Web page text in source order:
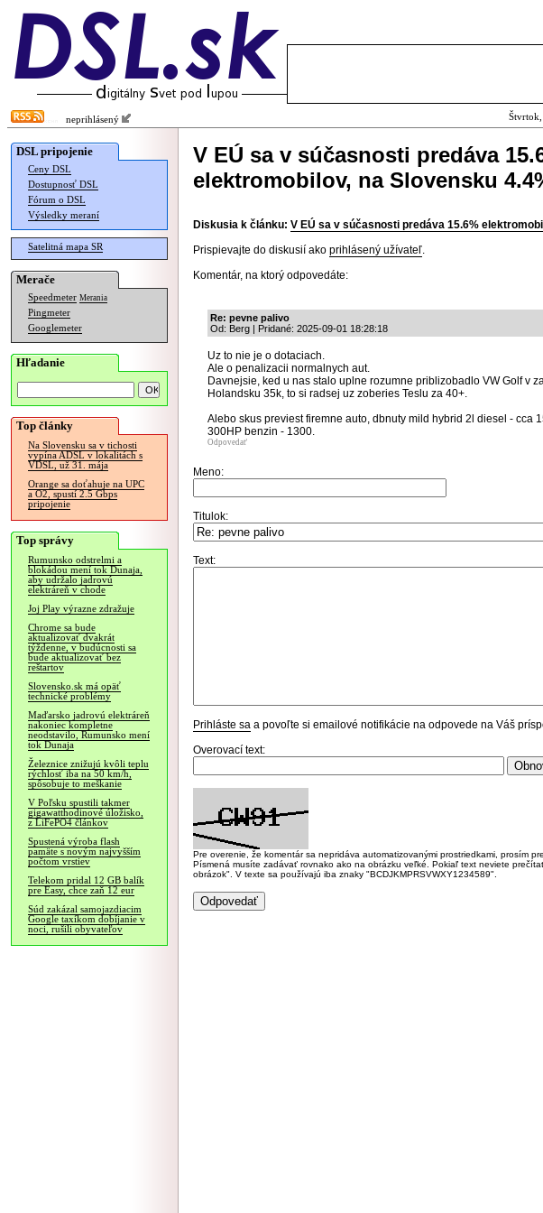
neprihlásený Štvrtok,
DSL pripojenie
Ceny DSL
Dostupnosť DSL
Fórum o DSL
Výsledky meraní
Satelitná mapa SR
Merače
Speedmeter Merania
Pingmeter
Googlemeter
Hľadanie
Top články
Na Slovensku sa v tichosti
vypína ADSL v lokalitách s
VDSL, už 31. mája
Orange sa doťahuje na UPC
a O2, spustí 2.5 Gbps
pripojenie
Top správy
Rumunsko odstrelmi a
blokádou mení tok Dunaja,
aby udržalo jadrovú
elektráreň v chode
Joj Play výrazne zdražuje
Chrome sa bude
aktualizovať dvakrát
týždenne, v budúcnosti sa
bude aktualizovať bez
reštartov
Slovensko.sk má opäť
technické problémy
Maďarsko jadrovú elektráreň
nakoniec kompletne
neodstavilo, Rumunsko mení
tok Dunaja
Železnice znižujú kvôli teplu
rýchlosť iba na 50 km/h,
spôsobuje to meškanie
V Poľsku spustili takmer
gigawatthodinové úložisko,
z LiFePO4 článkov
Spustená výroba flash
pamäte s novým najvyšším
počtom vrstiev
Telekom pridal 12 GB balík
pre Easy, chce zaň 12 eur
Súd zakázal samojazdiacim
Google taxíkom dobíjanie v
noci, rušili obyvateľov
V EÚ sa v súčasnosti predáva
elektromobilov, na Slovensku
Diskusia k článku: V EÚ sa v súčasnosti predáva 15.6%
Prispievajte do diskusií ako prihlásený užívateľ.
Komentár, na ktorý odpovedáte:
Re: pevne palivo
Od: Berg | Pridané: 2025-09-01 18:28:18
Uz to nie je o dotaciach.
Ale o penalizacii normalnych aut.
Davnejsie, ked u nas stalo uplne rozumne priblizobadlo VW Golf v
Holandsku 35k, to si radsej uz zoberies Teslu za 40+.
Alebo skus previest firemne auto, dbnuty mild hybrid 2l diesel - cca
300HP benzin - 1300.
Odpovedať
Meno:
Titulok:
Text:
Prihláste sa a povoľte si emailové notifikácie na odpovede na Váš
Overovací text:
Pre overenie, že komentár sa nepridáva automatizovanými prostriedkami, prosím
Písmená musíte zadávať rovnako ako na obrázku veľké. Pokiaľ text neviete
obrázok". V texte sa používajú iba znaky "BCDJKMPRSVWXY1234589".